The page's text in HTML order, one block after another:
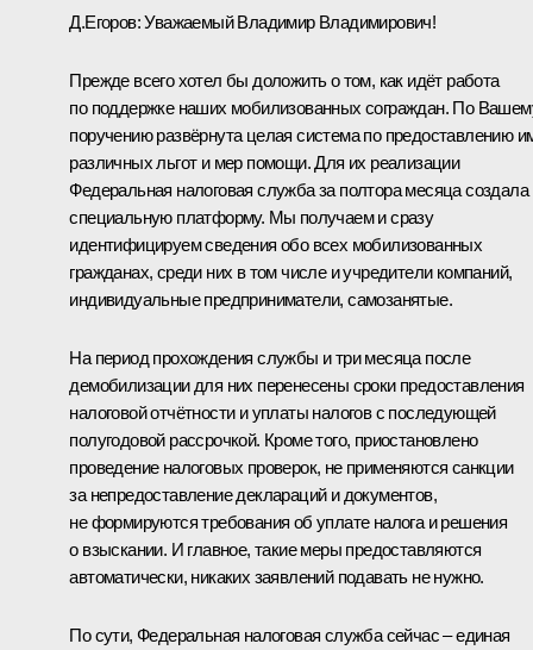
Д.Егоров:Уважаемый Владимир Владимирович!
Прежде всего хотел бы доложить о том, как идёт работа
по поддержке наших мобилизованных сограждан. По
поручению развёрнута целая система по предоставлению
различных льгот и мер помощи. Для их реализации
Федеральная налоговая служба за полтора месяца создала
специальную платформу. Мы получаем и сразу
идентифицируем сведения обо всех мобилизованных
гражданах, среди них в том числе и учредители компаний,
индивидуальные предприниматели, самозанятые.
На период прохождения службы и три месяца после
демобилизации для них перенесены сроки предоставления
налоговой отчётности и уплаты налогов с последующей
полугодовой рассрочкой. Кроме того, приостановлено
проведение налоговых проверок, не применяются санкции
за непредоставление деклараций и документов,
не формируются требования об уплате налога и решения
о взыскании. И главное, такие меры предоставляются
автоматически, никаких заявлений подавать не нужно.
По сути, Федеральная налоговая служба сейчас – единая